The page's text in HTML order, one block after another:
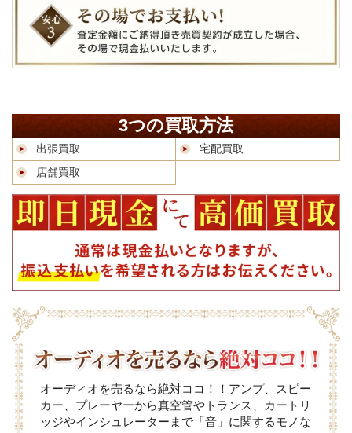
3つの買取方法
出張買取
宅配買取
店舗買取
オーディオを売るなら絶対ココ！！アンプ、スピー
カー、プレーヤーから真空管やトランス、カートリ
ッジやインシュレーターまで「音」に関するモノな